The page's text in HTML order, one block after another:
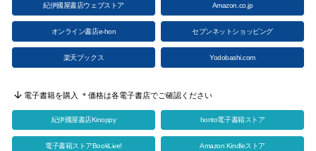
紀伊國屋書店ウェブストア Amazon.co.jp
オンライン書店e-hon セブンネットショッピング
楽天ブックス Yodobashi.com
電子書籍を購入 ＊価格は各電子書店でご確認ください
紀伊國屋書店Kinoppy honto電子書籍ストア
電子書籍ストアBookLive! Amazon Kindleストア